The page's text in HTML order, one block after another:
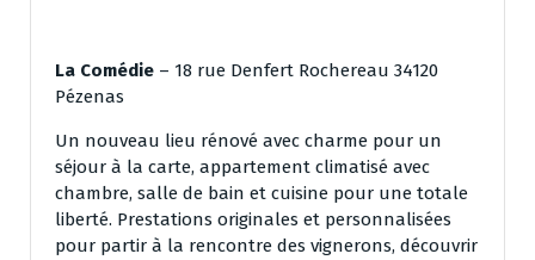
La Comédie – 18 rue Denfert Rochereau 34120
Pézenas
Un nouveau lieu rénové avec charme pour un
séjour à la carte, appartement climatisé avec
chambre, salle de bain et cuisine pour une totale
liberté. Prestations originales et personnalisées
pour partir à la rencontre des vignerons, découvrir